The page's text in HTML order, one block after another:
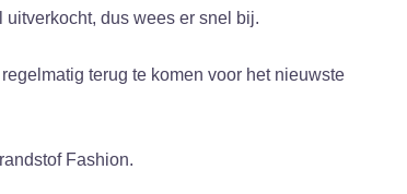
dus wees er snel bij.
terug te komen voor het nieuwste
Fashion.